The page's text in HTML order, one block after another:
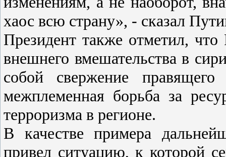
хаос всю страну», - сказал
Президент также отметил, что
внешнего вмешательства в
собой свержение
межплеменная борьба за
терроризма в регионе.
В качестве примера
привел ситуацию, к которой